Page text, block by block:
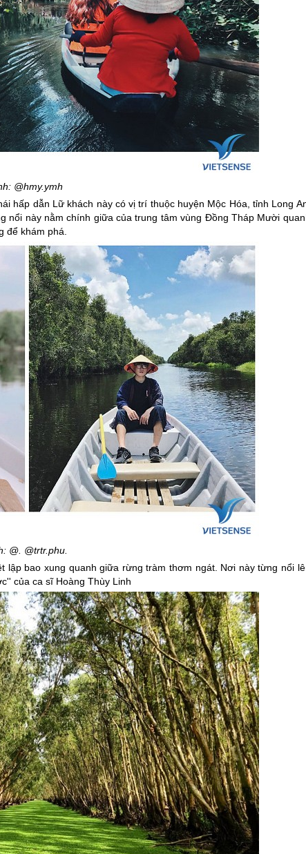
@hmy.ymh
hấp dẫn Lữ khách này có vị trí thuộc huyện Mộc Hóa, tỉnh Long
nổi này nằm chính giữa của trung tâm vùng Đồng Tháp Mười
để khám phá.
@. @trtr.phu.
lập bao xung quanh giữa rừng tràm thơm ngát. Nơi này từng nổi
của ca sĩ Hoàng Thùy Linh